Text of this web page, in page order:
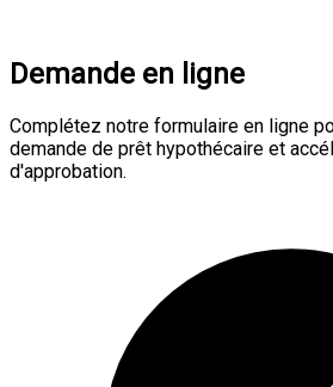
Demande en ligne
Complétez notre formulaire en ligne
demande de prêt hypothécaire et
d'approbation.